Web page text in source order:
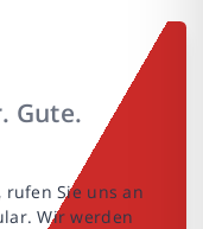
Gute.
rufen Sie uns an
Wir werden